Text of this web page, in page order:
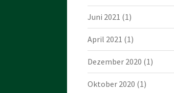
Juni 2021 (1)
April 2021 (1)
Dezember 2020 (1)
Oktober 2020 (1)